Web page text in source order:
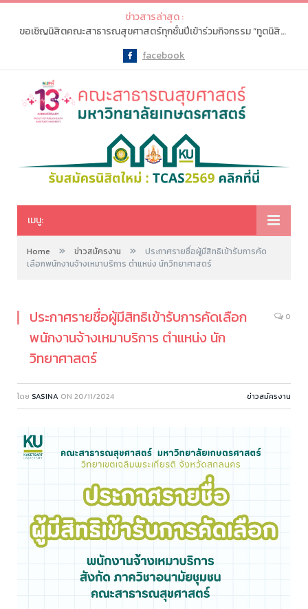
ข่าวสารล่าสุด :
ขอเชิญนิสิตคณะสาธารณสุขศาสตร์ทุกชั้นปีเข้าร่วมกิจกรรม “ทูตนิสิตประชาสัมพันธ์วิเทศสัมพันธ์คณะสาธารณสุขศาสตร์ : PR and International Relations Student Ambassadors KUPH”
Facebook
facebook
เมนู:
Home » ข่าวสมัครงาน »
ประกาศรายชื่อผู้มีสิทธิเข้ารับการคัด
เลือกพนักงานจ้างเหมาบริการ ตำแหน่ง นักวิทยาศาสตร์
ประกาศรายชื่อผู้มีสิทธิเข้ารับการคัดเลือก
พนักงานจ้างเหมาบริการ ตำแหน่ง นัก
วิทยาศาสตร์
0
โดย SASINA ON 20/11/2024 ข่าวสมัครงาน